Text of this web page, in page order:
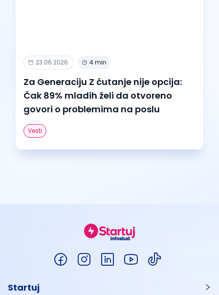
23.06.2026. 4 min
Za Generaciju Z ćutanje nije opcija:
Čak 89% mladih želi da otvoreno
govori o problemima na poslu
Vesti
Startuj